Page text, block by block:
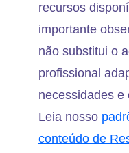
recursos
importante
não substitui o
profissional
necessidades e
Leia nosso
conteúdo de